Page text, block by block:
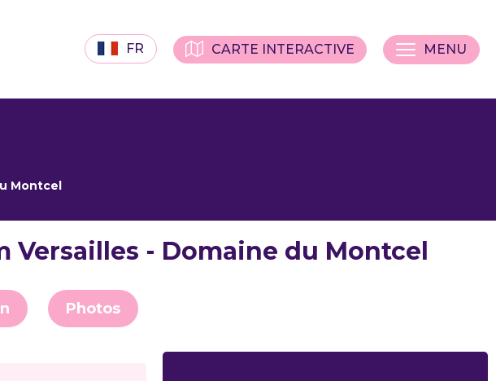
FR CARTE INTERACTIVE MENU
Montcel
Versailles - Domaine du Montcel
Photos